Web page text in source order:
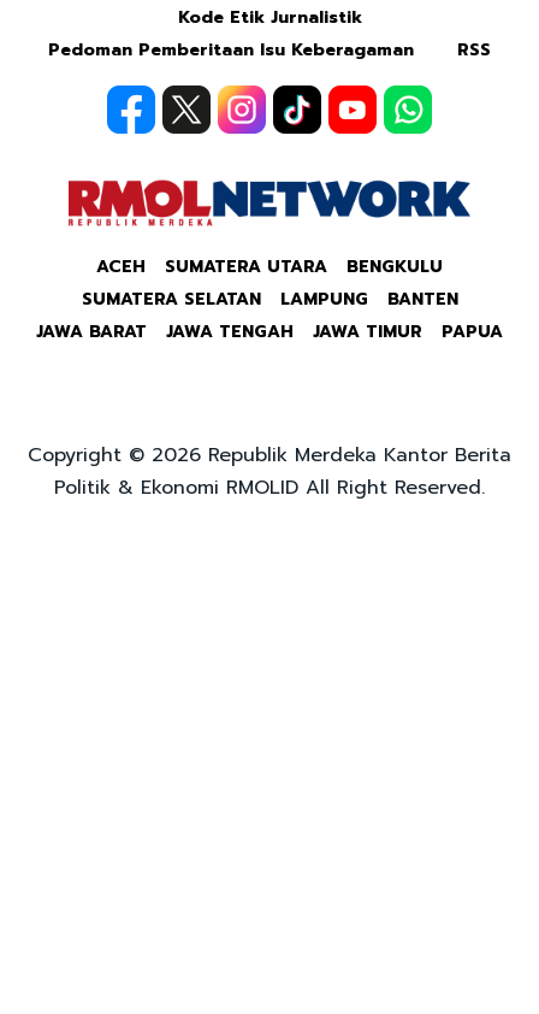
Kode Etik Jurnalistik
Pedoman Pemberitaan Isu Keberagaman
RSS
ACEH SUMATERA UTARA
BENGKULU
SUMATERA SELATAN
LAMPUNG
BANTEN
JAWA BARAT
JAWA TENGAH JAWA TIMUR PAPUA
Copyright © 2026 Republik Merdeka Kantor Berita
Politik & Ekonomi RMOLID All Right Reserved.